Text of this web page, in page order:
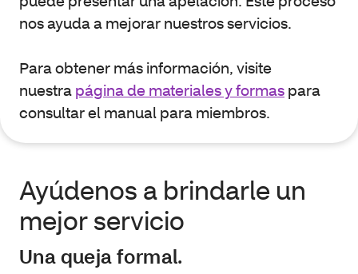
nos ayuda a mejorar nuestros servicios.
Para obtener más información, visite
nuestra página de materiales y formas para
consultar el manual para miembros.
Ayúdenos a brindarle un
mejor servicio
Una queja formal.